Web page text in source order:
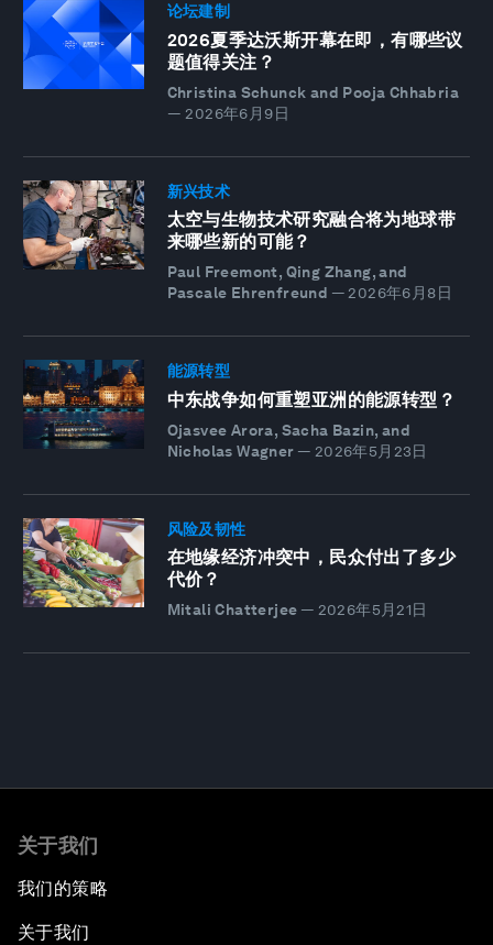
论坛建制
2026夏季达沃斯开幕在即，有哪些议
题值得关注？
Christina Schunck and Pooja Chhabria
— 2026年6月9日
新兴技术
太空与生物技术研究融合将为地球带
来哪些新的可能？
Paul Freemont, Qing Zhang, and
Pascale Ehrenfreund — 2026年6月8日
能源转型
中东战争如何重塑亚洲的能源转型？
Ojasvee Arora, Sacha Bazin, and
Nicholas Wagner — 2026年5月23日
风险及韧性
在地缘经济冲突中，民众付出了多少
代价？
Mitali Chatterjee — 2026年5月21日
关于我们
我们的策略
关于我们